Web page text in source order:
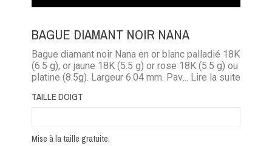
BAGUE DIAMANT NOIR NANA
Bague diamant noir Nana en or blanc palladié 18K
(6.5 g), or jaune 18K (5.5 g) or rose 18K (5.5 g) ou
platine (8.5g). Largeur 6.04 mm. Pavage diamants
... Lire la suite
TAILLE DOIGT
Mise à la taille gratuite.